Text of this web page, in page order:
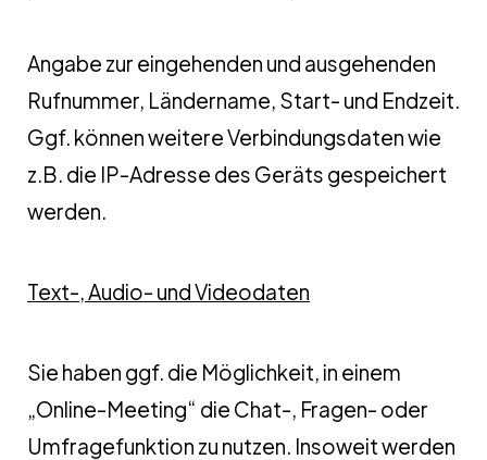
Angabe zur eingehenden und ausgehenden
Rufnummer, Ländername, Start- und Endzeit.
Ggf. können weitere Verbindungsdaten wie
z.B. die IP-Adresse des Geräts gespeichert
werden.
Text-, Audio- und Videodaten
Sie haben ggf. die Möglichkeit, in einem
„Online-Meeting“ die Chat-, Fragen- oder
Umfragefunktion zu nutzen. Insoweit werden